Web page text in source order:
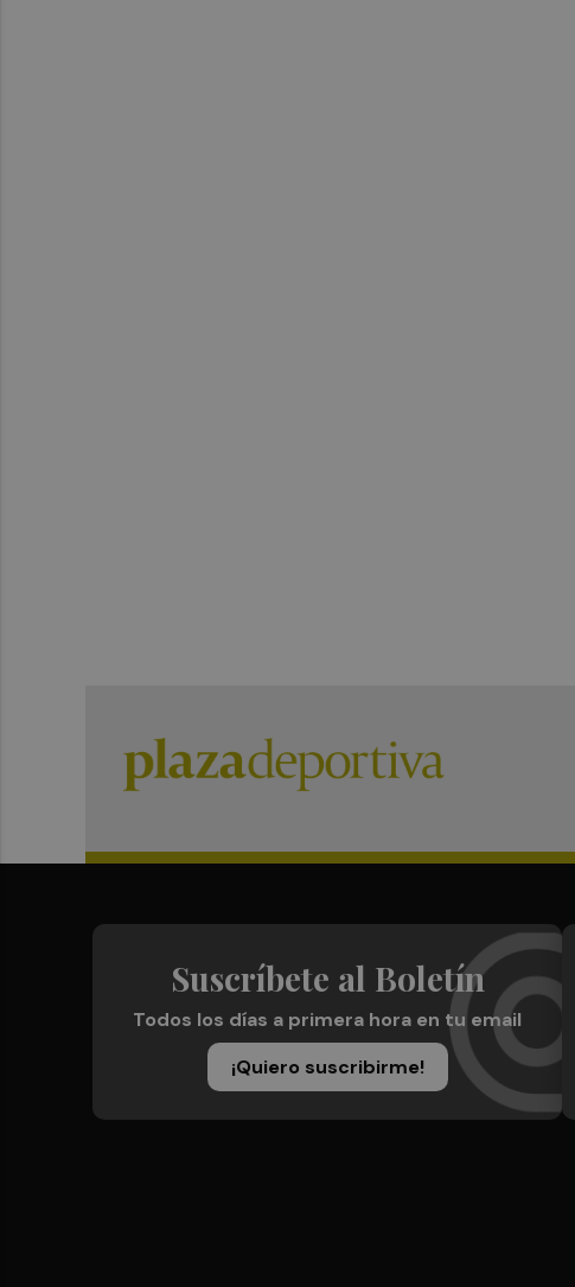
Suscríbete al Boletín
Todos los días a primera hora en tu email
¡Quiero suscribirme!